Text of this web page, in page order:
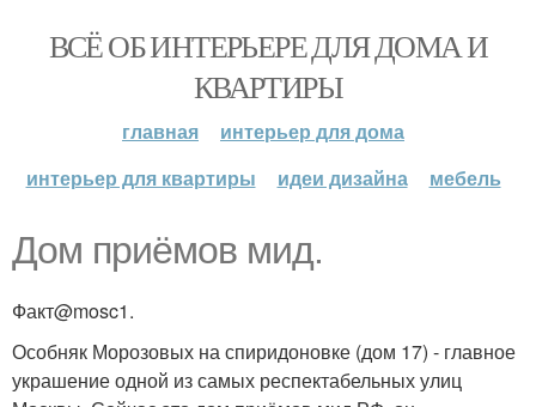
ВСЁ ОБ ИНТЕРЬЕРЕ ДЛЯ ДОМА И
КВАРТИРЫ
главная
интерьер для дома
интерьер для квартиры
идеи дизайна мебель
Дом приёмов мид.
Факт@mosc1.
Особняк Морозовых на спиридоновке (дом 17) - главное
украшение одной из самых респектабельных улиц